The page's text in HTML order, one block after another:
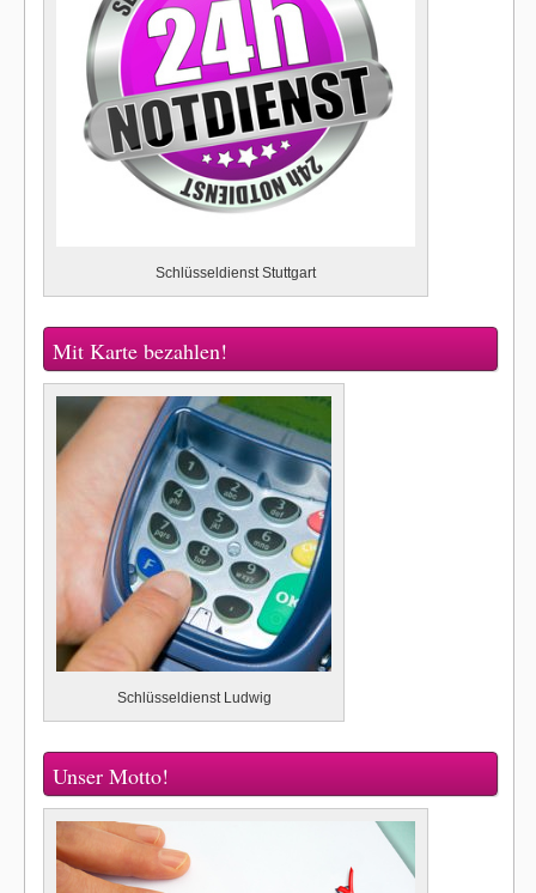
Schlüsseldienst Stuttgart
Mit Karte bezahlen!
Schlüsseldienst Ludwig
Unser Motto!